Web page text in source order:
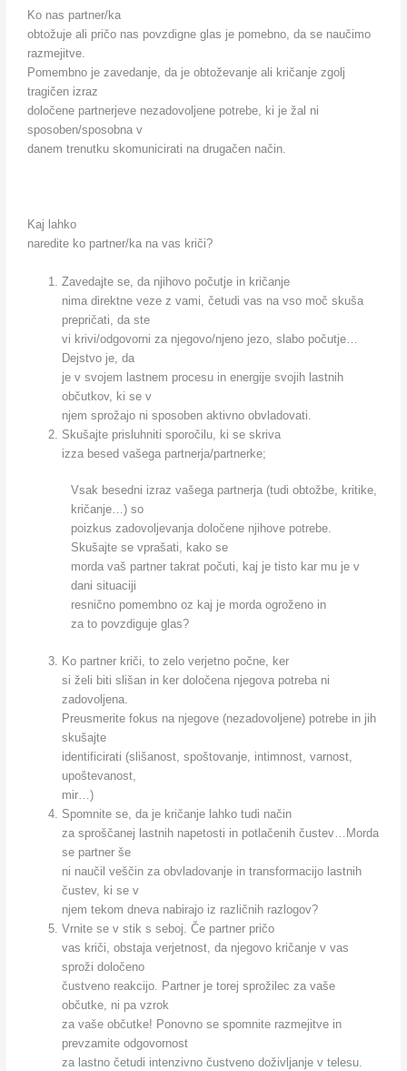
Ko nas partner/ka
obtožuje ali pričo nas povzdigne glas je pomebno, da se naučimo
razmejitve.
Pomembno je zavedanje, da je obtoževanje ali kričanje zgolj
tragičen izraz
določene partnerjeve nezadovoljene potrebe, ki je žal ni
sposoben/sposobna v
danem trenutku skomunicirati na drugačen način.
Kaj lahko
naredite ko partner/ka na vas kriči?
Zavedajte se, da njihovo počutje in kričanje
nima direktne veze z vami, četudi vas na vso moč skuša
prepričati, da ste
vi krivi/odgovorni za njegovo/njeno jezo, slabo počutje…
Dejstvo je, da
je v svojem lastnem procesu in energije svojih lastnih
občutkov, ki se v
njem sprožajo ni sposoben aktivno obvladovati.
Skušajte prisluhniti sporočilu, ki se skriva
izza besed vašega partnerja/partnerke;
Vsak besedni izraz vašega partnerja (tudi obtožbe, kritike,
kričanje…) so
poizkus zadovoljevanja določene njihove potrebe.
Skušajte se vprašati, kako se
morda vaš partner takrat počuti, kaj je tisto kar mu je v
dani situaciji
resnično pomembno oz kaj je morda ogroženo in
za to povzdiguje glas?
Ko partner kriči, to zelo verjetno počne, ker
si želi biti slišan in ker določena njegova potreba ni
zadovoljena.
Preusmerite fokus na njegove (nezadovoljene) potrebe in jih
skušajte
identificirati (slišanost, spoštovanje, intimnost, varnost,
upoštevanost,
mir…)
Spomnite se, da je kričanje lahko tudi način
za sproščanej lastnih napetosti in potlačenih čustev…Morda
se partner še
ni naučil veščin za obvladovanje in transformacijo lastnih
čustev, ki se v
njem tekom dneva nabirajo iz različnih razlogov?
Vrnite se v stik s seboj. Če partner pričo
vas kriči, obstaja verjetnost, da njegovo kričanje v vas
sproži določeno
čustveno reakcijo. Partner je torej sprožilec za vaše
občutke, ni pa vzrok
za vaše občutke! Ponovno se spomnite razmejitve in
prevzamite odgovornost
za lastno četudi intenzivno čustveno doživljanje v telesu.